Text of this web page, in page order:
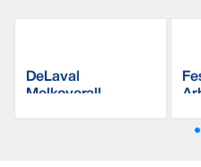
DeLaval
Melkoverall